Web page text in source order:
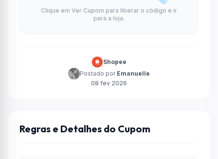
Clique em Ver Cupom para liberar o código e ir
para a loja.
Shopee
Postado por Emanuelle
08 fev 2026
Regras e Detalhes do Cupom